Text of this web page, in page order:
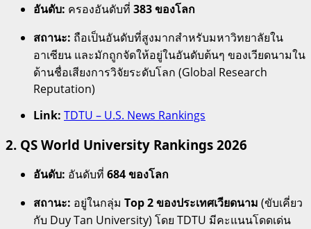
อันดับ: ครองอันดับที่ 383 ของโลก
สถานะ: ถือเป็นอันดับที่สูงมากสำหรับมหาวิทยาลัยใน
อาเซียน และมักถูกจัดให้อยู่ในอันดับต้นๆ ของเวียดนามใน
ด้านชื่อเสียงการวิจัยระดับโลก (Global Research
Reputation)
Link: TDTU – U.S. News Rankings
2. QS World University Rankings 2026
อันดับ: อันดับที่ 684 ของโลก
สถานะ: อยู่ในกลุ่ม Top 2 ของประเทศเวียดนาม (ขับเคี่ยว
กับ Duy Tan University) โดย TDTU มีคะแนนโดดเด่น